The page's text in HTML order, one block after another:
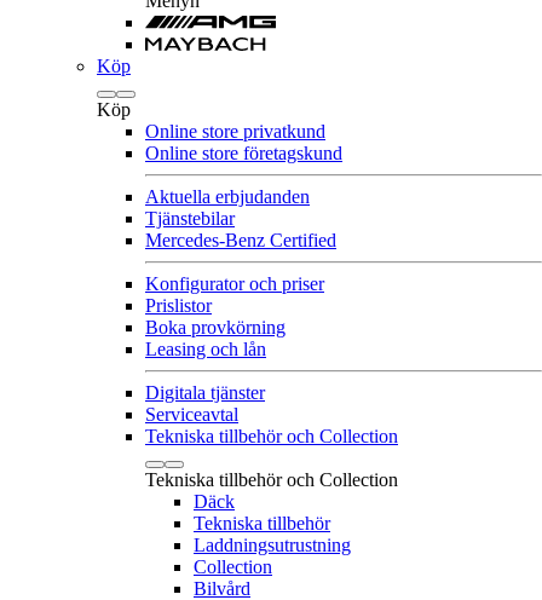
Köp
Köp
Online store privatkund
Online store företagskund
Aktuella erbjudanden
Tjänstebilar
Mercedes-Benz Certified
Konfigurator och priser
Prislistor
Boka provkörning
Leasing och lån
Digitala tjänster
Serviceavtal
Tekniska tillbehör och Collection
Tekniska tillbehör och Collection
Däck
Tekniska tillbehör
Laddningsutrustning
Collection
Bilvård